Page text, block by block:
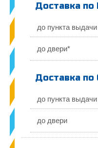
Доставка по
до пункта выдачи
до двери*
Доставка по
до пункта выдачи
до двери